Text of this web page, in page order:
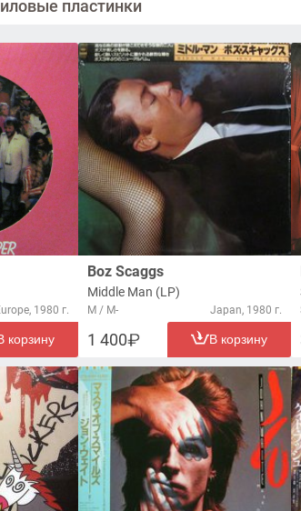
пластинки
1980 г.
корзину
Boz Scaggs
Middle Man (LP)
M / M- Japan, 1980 г.
1 400 В корзину